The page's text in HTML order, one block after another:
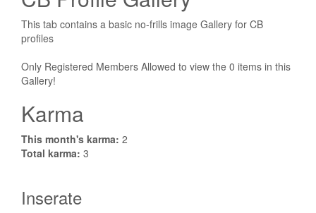
This tab contains a basic no-frills image Gallery for CB
profiles
Only Registered Members Allowed to view the 0 items in this
Gallery!
Karma
This month's karma: 2
Total karma: 3
Inserate